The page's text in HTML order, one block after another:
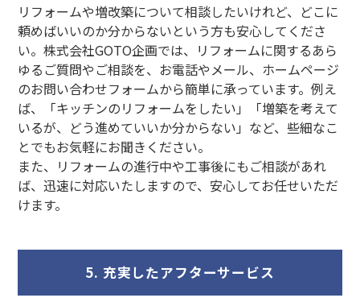
リフォームや増改築について相談したいけれど、どこに
頼めばいいのか分からないという方も安心してくださ
い。株式会社GOTO企画では、リフォームに関するあら
ゆるご質問やご相談を、お電話やメール、ホームページ
のお問い合わせフォームから簡単に承っています。例え
ば、「キッチンのリフォームをしたい」「増築を考えて
いるが、どう進めていいか分からない」など、些細なこ
とでもお気軽にお聞きください。
また、リフォームの進行中や工事後にもご相談があれ
ば、迅速に対応いたしますので、安心してお任せいただ
けます。
5. 充実したアフターサービス